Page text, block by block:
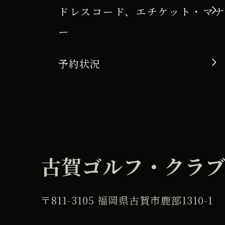
ドレスコード、エチケット・マナ
ー
予約状況
古賀ゴルフ・クラ
〒811-3105 福岡県古賀市鹿部1310-1